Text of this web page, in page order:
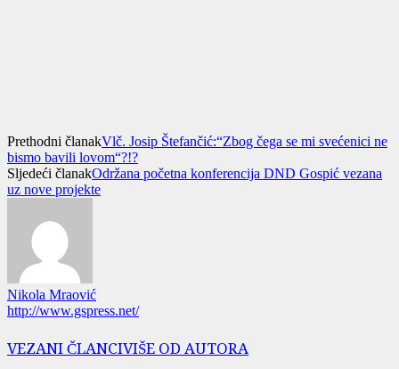
Prethodni članakVlč. Josip Štefančić:“Zbog čega se mi svećenici ne
bismo bavili lovom“?!?
Sljedeći članakOdržana početna konferencija DND Gospić vezana
uz nove projekte
Nikola Mraović
http://www.gspress.net/
VEZANI ČLANCIVIŠE OD AUTORA